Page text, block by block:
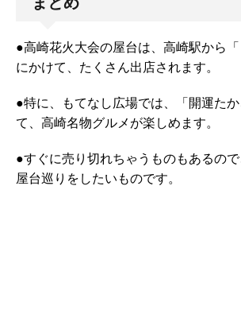
●高崎花火大会の屋台は、高崎駅から「
にかけて、たくさん出店されます。
●特に、もてなし広場では、「開運た
て、高崎名物グルメが楽しめます。
●すぐに売り切れちゃうものもあるの
屋台巡りをしたいものです。